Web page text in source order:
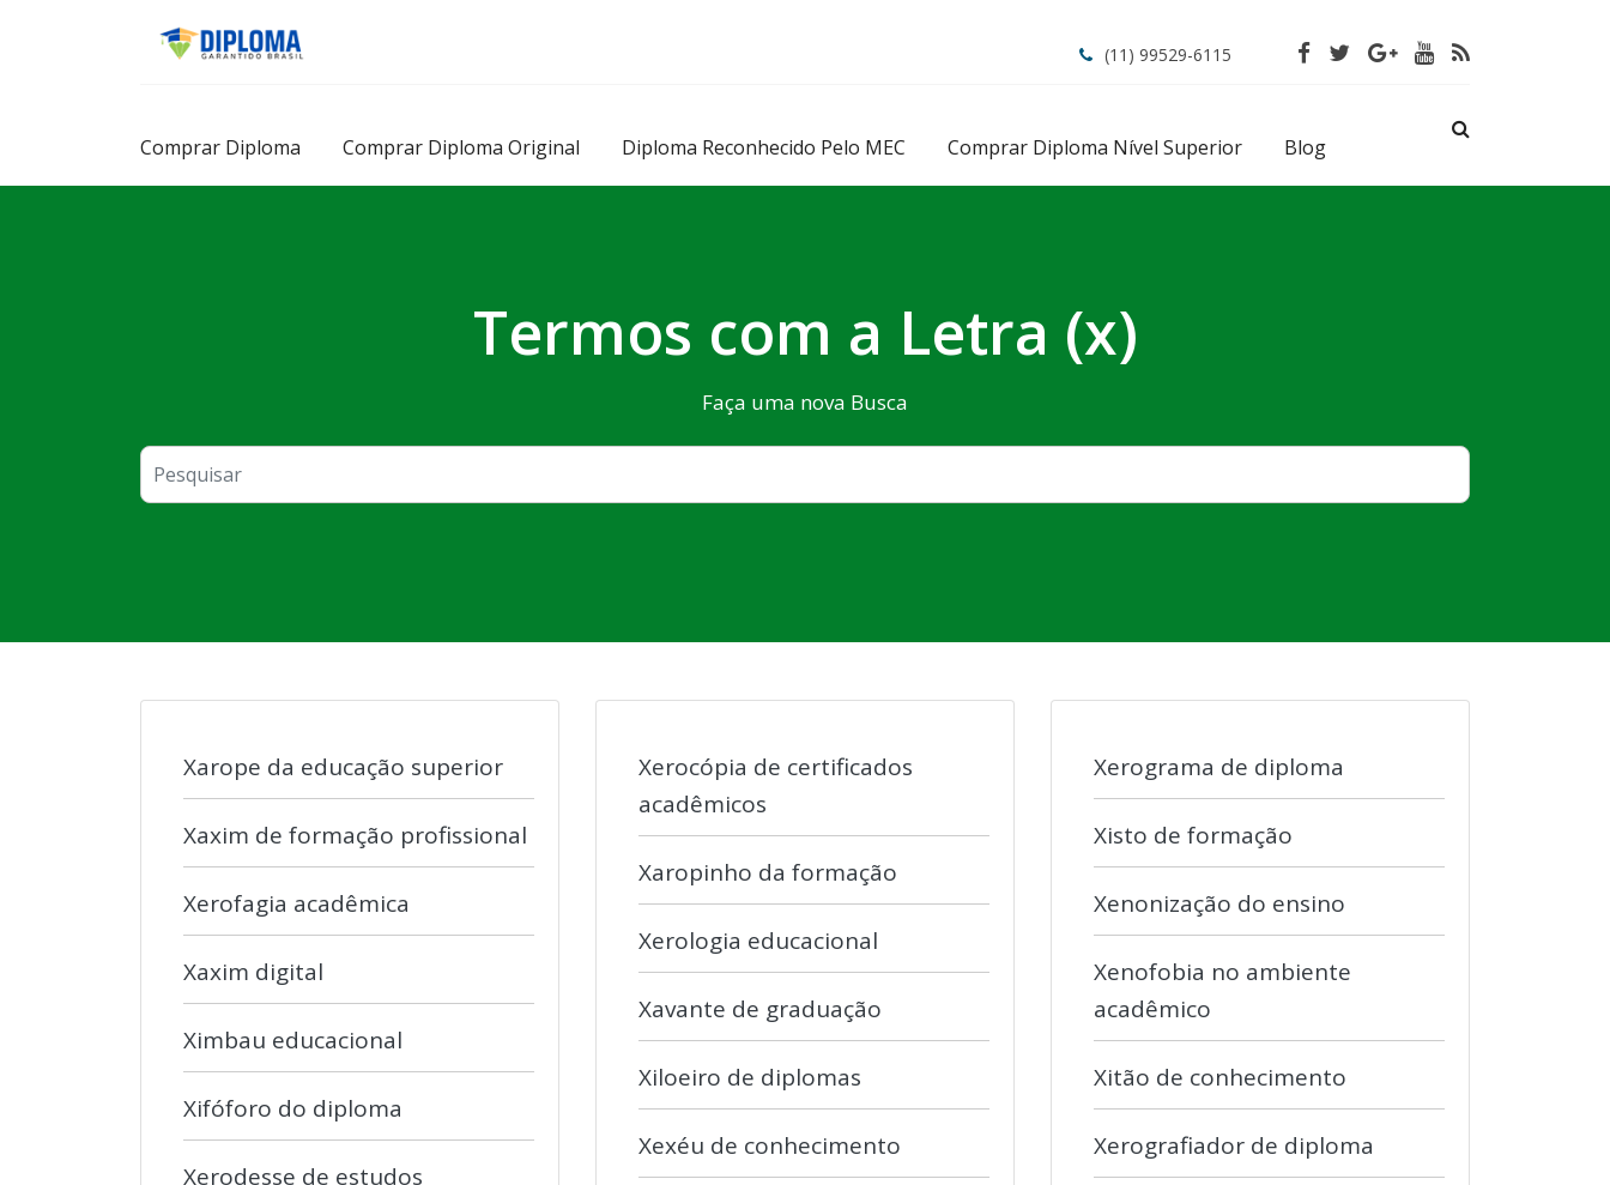
(11) 99529-6115
Comprar Diploma Comprar Diploma Original Diploma Reconhecido Pelo MEC Comprar Diploma Nível Superior Blog
Termos com a Letra (x)
Faça uma nova Busca
Xarope da educação superior
Xaxim de formação profissional
Xerofagia acadêmica
Xaxim digital
Ximbau educacional
Xifóforo do diploma
Xerodesse de estudos
Xerocópia de certificados
acadêmicos
Xaropinho da formação
Xerologia educacional
Xavante de graduação
Xiloeiro de diplomas
Xexéu de conhecimento
Xerograma de diploma
Xisto de formação
Xenonização do ensino
Xenofobia no ambiente
acadêmico
Xitão de conhecimento
Xerografiador de diploma